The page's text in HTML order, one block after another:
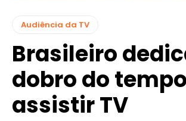
Audiência da TV
Brasileiro
dobro do
assistir TV